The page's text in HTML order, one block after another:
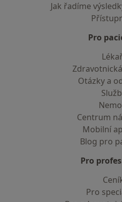
Jak řadíme
Pro
Otázky a
Centrum
Mobilní
Blog pro
Pro
Pro